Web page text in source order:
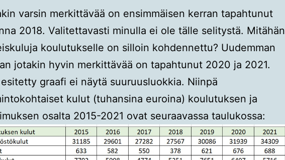
varsin merkittävää on ensimmäisen kerran tapahtunut
2018. Valitettavasti minulla ei ole tälle selitystä. Mitähän
koulutukselle on silloin kohdennettu? Uudemman
jotakin hyvin merkittävää on tapahtunut 2020 ja 2021.
graafi ei näytä suuruusluokkia. Niinpä
kulut (tuhansina euroina) koulutuksen ja
osalta 2015-2021 ovat seuraavassa taulukossa: